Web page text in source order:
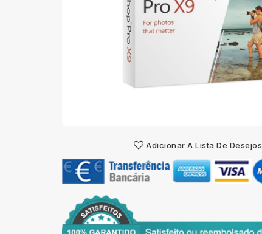
Adicionar A Lista De Desejos